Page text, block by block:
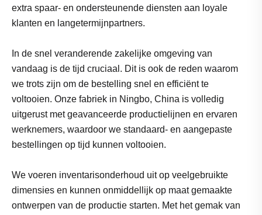
extra spaar- en ondersteunende diensten aan loyale
klanten en langetermijnpartners.
In de snel veranderende zakelijke omgeving van
vandaag is de tijd cruciaal. Dit is ook de reden waarom
we trots zijn om de bestelling snel en efficiënt te
voltooien. Onze fabriek in Ningbo, China is volledig
uitgerust met geavanceerde productielijnen en ervaren
werknemers, waardoor we standaard- en aangepaste
bestellingen op tijd kunnen voltooien.
We voeren inventarisonderhoud uit op veelgebruikte
dimensies en kunnen onmiddellijk op maat gemaakte
ontwerpen van de productie starten. Met het gemak van